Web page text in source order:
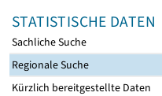
STATISTISCHE DATEN
Sachliche Suche
Regionale Suche
Kürzlich bereitgestellte Daten